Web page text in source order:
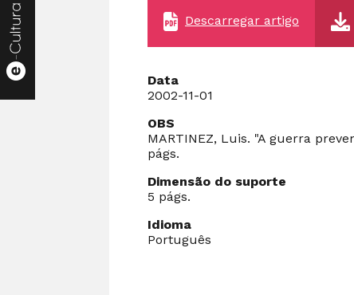
Descarregar artigo
Data
2002-11-01
OBS
MARTINEZ, Luis. "A guerra
págs.
Dimensão do suporte
5 págs.
Idioma
Português